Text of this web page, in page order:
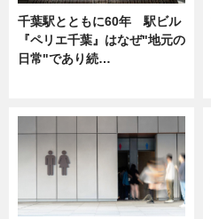
千葉駅とともに60年 駅ビル
『ペリエ千葉』はなぜ"地元の
日常"であり続…